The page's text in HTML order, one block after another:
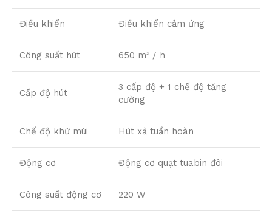
Điều khiển Điều khiển cảm ứng
Công suất hút 650 m³ / h
Cấp độ hút
3 cấp độ + 1 chế độ tăng
cường
Chế độ khử mùi Hút xả tuần hoàn
Động cơ Động cơ quạt tuabin đôi
Công suất động cơ 220 W